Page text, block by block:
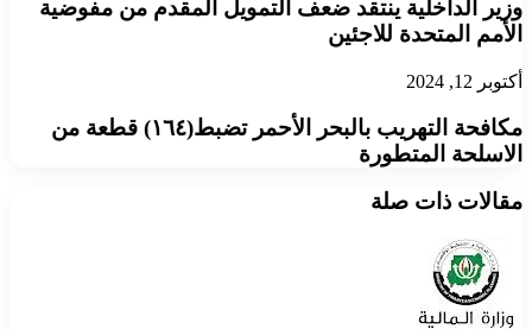
وزير الداخلية ينتقد ضعف التمويل المقدم من مفوضية
الأمم المتحدة للاجئين
أكتوبر 12, 2024
مكافحة التهريب بالبحر الأحمر تضبط(١٦٤) قطعة من
الاسلحة المتطورة
مقالات ذات صلة